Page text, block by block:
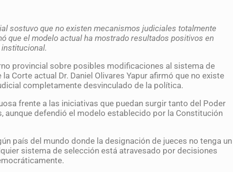
sostuvo que no existen mecanismos judiciales totalmente
que el modelo actual ha mostrado resultados positivos en
provincial sobre posibles modificaciones al sistema de
Corte actual Dr. Daniel Olivares Yapur afirmó que no existe
completamente desvinculado de la política.
frente a las iniciativas que puedan surgir tanto del Poder
aunque defendió el modelo establecido por la Constitución
país del mundo donde la designación de jueces no tenga un
sistema de selección está atravesado por decisiones